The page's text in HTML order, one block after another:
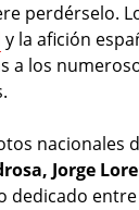
perdérselo.
y la afición
a los
Jorge
dedicado